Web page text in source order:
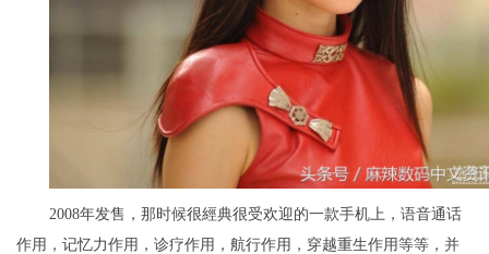
2008年发售，那时候很經典很受欢迎的一款手机上，语音通话
作用，记忆力作用，诊疗作用，航行作用，穿越重生作用等等，并